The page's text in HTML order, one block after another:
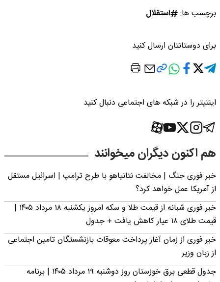
برچسب ها: استقلال
برای دوستانتان ارسال کنید
اینتیتر را در شبکه های اجتماعی دنبال کنید
هم اکنون دیگران میخوانند
خبر فوری جنگ | مخالفت نتانیاهو با طرح ترامپ | اسرائیل مستقل
از آمریکا عمل خواهد کرد؟
خبر فوری شبانه از قیمت طلا و سکه امروز یکشنبه ۱۸ مرداد ۱۴۰۵ |
قیمت طلای ۱۸ عیار کاهش یافت + جدول
خبر فوری از زمان آغاز پرداخت معوقات بازنشستگان تامین اجتماعی
از زبان وزیر
جدول قطعی برق خوزستان روز دوشنبه ۱۹ مرداد ۱۴۰۵ | برنامه